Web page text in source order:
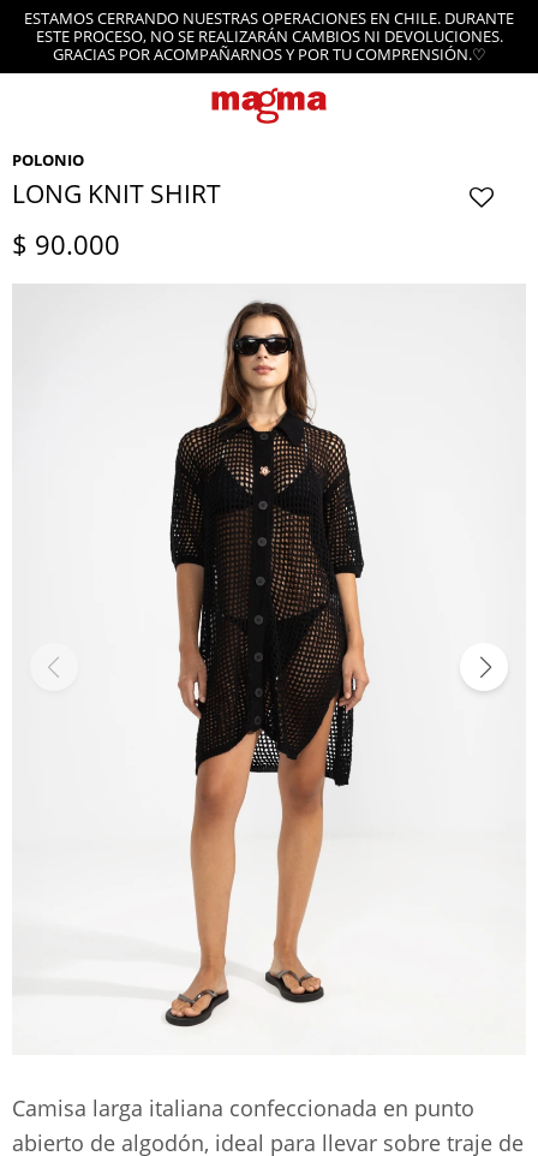
ESTAMOS CERRANDO NUESTRAS OPERACIONES EN CHILE. DURANTE
ESTE PROCESO, NO SE REALIZARÁN CAMBIOS NI DEVOLUCIONES.
GRACIAS POR ACOMPAÑARNOS Y POR TU COMPRENSIÓN.♡
POLONIO
LONG KNIT SHIRT
$ 90.000
Camisa larga italiana confeccionada en punto
abierto de algodón, ideal para llevar sobre traje de